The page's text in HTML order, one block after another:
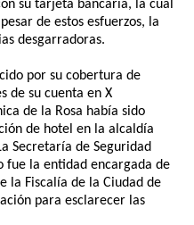
su tarjeta bancaria, la cual
de estos esfuerzos, la
desgarradoras.
por su cobertura de
de su cuenta en X
de la Rosa había sido
de hotel en la alcaldía
Secretaría de Seguridad
fue la entidad encargada de
la Fiscalía de la Ciudad de
para esclarecer las